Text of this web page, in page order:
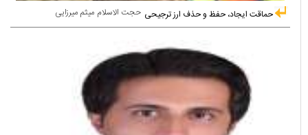
حجت الاسلام میثم میرزایی حماقت ایجاد، حفظ و حذف ارز ترجیحی